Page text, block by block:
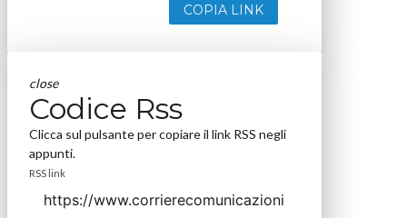
COPIA LINK
close
Codice Rss
Clicca sul pulsante per copiare il link RSS negli
appunti.
RSS link